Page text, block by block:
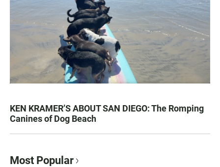
KEN KRAMER’S ABOUT SAN DIEGO: The Romping
Canines of Dog Beach
Most Popular